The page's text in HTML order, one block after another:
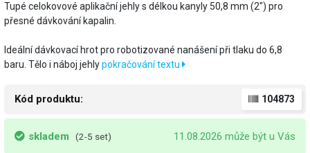
Tupé celokovové aplikační jehly s délkou kanyly 50,8 mm (2") pro
přesné dávkování kapalin.
​Ideální dávkovací hrot pro robotizované nanášení při tlaku do 6,8
baru. Tělo i náboj jehlypokračování textu
Kód produktu: 104873
skladem (2-5 set) 11.08.2026 může být u Vás